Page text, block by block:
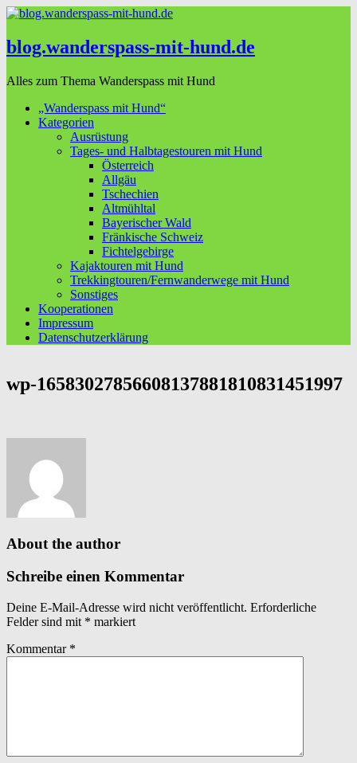
blog.wanderspass-mit-hund.de
Alles zum Thema Wanderspass mit Hund
„Wanderspass mit Hund“
Kategorien
Ausrüstung
Tages- und Halbtagestouren mit Hund
Österreich
Allgäu
Tschechien
Altmühltal
Bayerischer Wald
Fränkische Schweiz
Fichtelgebirge
Kajaktouren mit Hund
Trekkingtouren/Fernwanderwege mit Hund
Sonstiges
Kooperationen
Impressum
Datenschutzerklärung
wp-16583027856608137881810831451997
About the author
Schreibe einen Kommentar
Deine E-Mail-Adresse wird nicht veröffentlicht. Erforderliche
Felder sind mit * markiert
Kommentar *